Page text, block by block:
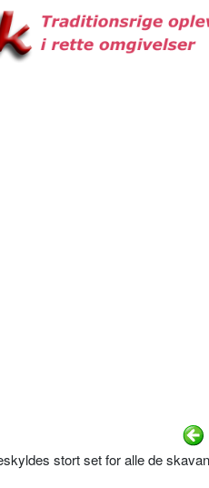
stort set for alle de